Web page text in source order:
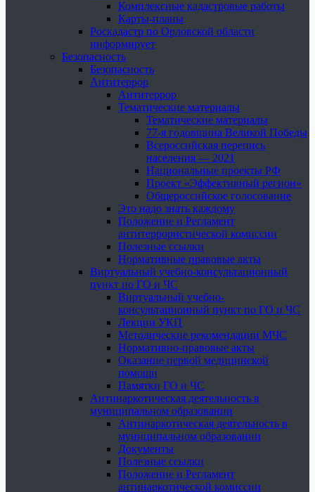
Комплексные кадастровые работы
Карты-планы
Роскадастр по Орловской области
информирует
Безопасность
Безопасность
Антитеррор
Антитеррор
Тематические материалы
Тематические материалы
77-я годовщина Великой Победы
Всероссийская перепись
населения — 2021
Национальные проекты РФ
Проект «Эффективный регион»
Общероссийское голосование
Это надо знать каждому
Положение и Регламент
антитеррористической комиссии
Полезные ссылки
Нормативные правовые акты
Виртуальный учебно-консультационный
пункт по ГО и ЧС
Виртуальный учебно-
консультационный пункт по ГО и ЧС
Лекции УКП
Методические рекомендации МЧС
Нормативно-правовые акты
Оказание первой медицинской
помощи
Памятки ГО и ЧС
Антинаркотическая деятельность в
муниципальном образовании
Антинаркотическая деятельность в
муниципальном образовании
Документы
Полезные ссылки
Положение и Регламент
антинаркотической комиссии